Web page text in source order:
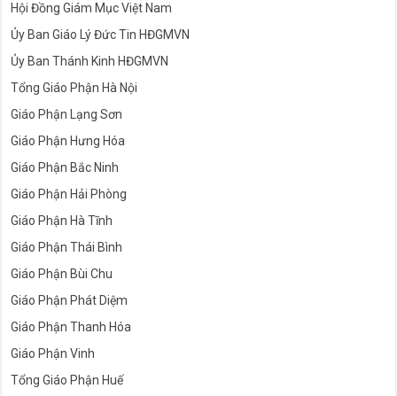
Hội Đồng Giám Mục Việt Nam
Ủy Ban Giáo Lý Đức Tin HĐGMVN
Ủy Ban Thánh Kinh HĐGMVN
Tổng Giáo Phận Hà Nội
Giáo Phận Lạng Sơn
Giáo Phận Hưng Hóa
Giáo Phận Bắc Ninh
Giáo Phận Hải Phòng
Giáo Phận Hà Tĩnh
Giáo Phận Thái Bình
Giáo Phận Bùi Chu
Giáo Phận Phát Diệm
Giáo Phận Thanh Hóa
Giáo Phận Vinh
Tổng Giáo Phận Huế